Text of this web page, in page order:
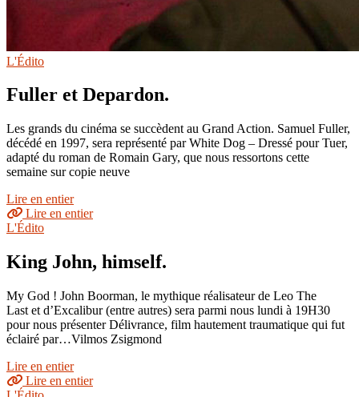
L'Édito
Fuller et Depardon.
Les grands du cinéma se succèdent au Grand Action. Samuel Fuller,
décédé en 1997, sera représenté par White Dog – Dressé pour Tuer,
adapté du roman de Romain Gary, que nous ressortons cette
semaine sur copie neuve
Lire en entier
Lire en entier
L'Édito
King John, himself.
My God ! John Boorman, le mythique réalisateur de Leo The
Last et d’Excalibur (entre autres) sera parmi nous lundi à 19H30
pour nous présenter Délivrance, film hautement traumatique qui fut
éclairé par…Vilmos Zsigmond
Lire en entier
Lire en entier